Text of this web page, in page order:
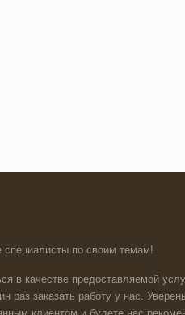
по своим темам!
в качестве предоставляемой
раз заказать работу у нас.